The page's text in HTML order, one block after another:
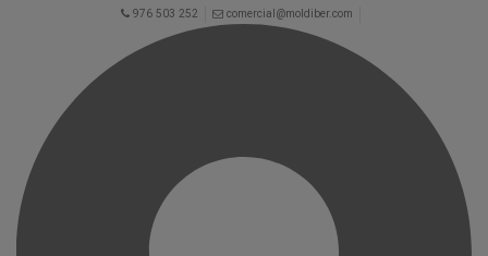
976 503 252 comercial@moldiber.com